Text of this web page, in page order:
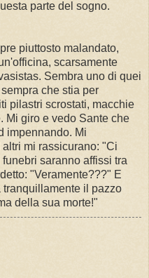
parte del sogno.
piuttosto malandato,
scarsamente
Sembra uno di quei
che stia per
pilastri scrostati, macchie
Mi giro e vedo Sante che
impennando. Mi
mi rassicurano: "Ci
saranno affissi tra
"Veramente???" E
tranquillamente il pazzo
della sua morte!"